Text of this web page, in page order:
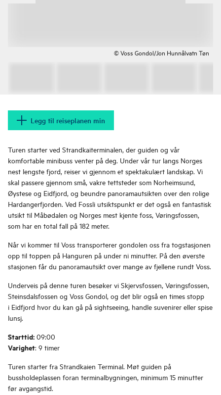
© Voss Gondol/Jon Hunnålvatn Tøn
Legg til reiseplanen min
Turen starter ved Strandkaiterminalen, der guiden og vår
komfortable minibuss venter på deg. Under vår tur langs Norges
nest lengste fjord, reiser vi gjennom et spektakulært landskap. Vi
skal passere gjennom små, vakre tettsteder som Norheimsund,
Øystese og Eidfjord, og beundre panoramautsikten over den rolige
Hardangerfjorden. Ved Fossli utsiktspunkt er det også en fantastisk
utsikt til Måbødalen og Norges mest kjente foss, Vøringsfossen,
som har en total fall på 182 meter.
Når vi kommer til Voss transporterer gondolen oss fra togstasjonen
opp til toppen på Hanguren på under ni minutter. På den øverste
stasjonen får du panoramautsikt over mange av fjellene rundt Voss.
Underveis på denne turen besøker vi Skjervsfossen, Vøringsfossen,
Steinsdalsfossen og Voss Gondol, og det blir også en times stopp
i Eidfjord hvor du kan gå på sightseeing, handle suvenirer eller spise
lunsj.
Starttid: 09:00
Varighet: 9 timer
Turen starter fra Strandkaien Terminal. Møt guiden på
bussholdeplassen foran terminalbygningen, minimum 15 minutter
før avgangstid.